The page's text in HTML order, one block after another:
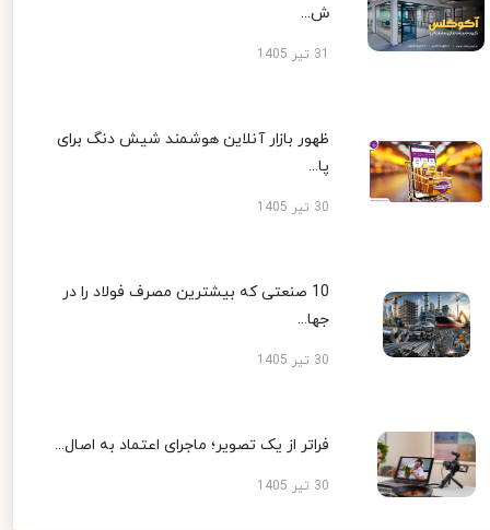
ش...
ظهور بازار آنلاین هوشمند شیش دنگ برای
پا...
30 تیر 1405
10 صنعتی که بیشترین مصرف فولاد را در
جها...
30 تیر 1405
فراتر از یک تصویر؛ ماجرای اعتماد به اصال...
30 تیر 1405